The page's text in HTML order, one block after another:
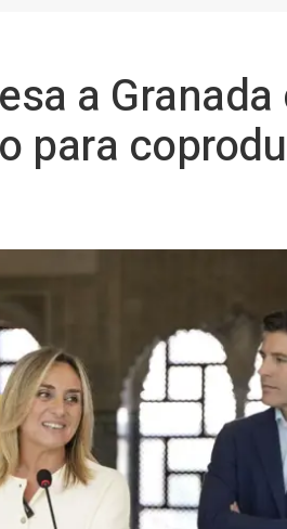
a
para